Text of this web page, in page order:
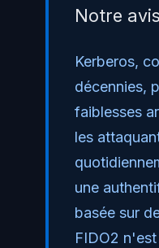
Notre
Kerberos,
décennies,
faiblesses
les
une
basée sur
FIDO2